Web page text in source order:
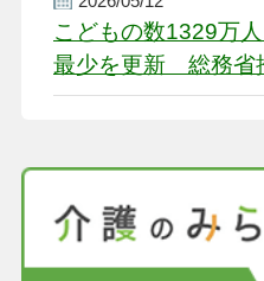
こどもの数1329万
最少を更新 総務省